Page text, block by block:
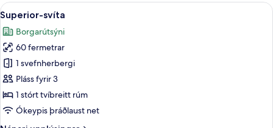
Skoða
allar
myndir
fyrir
Superior-
svíta
Superior-svíta | Stofa |
6
Superior-svíta
Borgarútsýni
60 fermetrar
1 svefnherbergi
Pláss fyrir 3
1 stórt tvíbreitt rúm
Ókeypis þráðlaust net